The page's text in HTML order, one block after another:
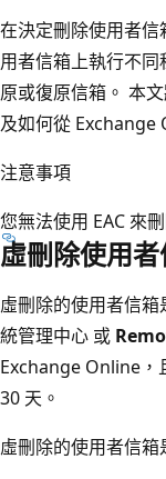
在決定刪除使用者
用者信箱上執行不
原或復原信箱。 本
及如何從 Exchange
注意事項
您無法使用 EAC 來
虛刪除使用
虛刪除的使用者信
統管理中心 或
Exchange Online
30 天。
虛刪除的使用者信箱